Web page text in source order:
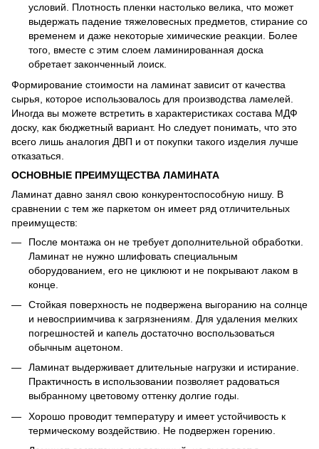
условий. Плотность пленки настолько велика, что может
выдержать падение тяжеловесных предметов, стирание со
временем и даже некоторые химические реакции. Более
того, вместе с этим слоем ламинированная доска
обретает законченный лоиск.
Формирование стоимости на ламинат зависит от качества
сырья, которое использовалось для производства ламелей.
Иногда вы можете встретить в характеристиках состава МДФ
доску, как бюджетный вариант. Но следует понимать, что это
всего лишь аналогия ДВП и от покупки такого изделия лучше
отказаться.
ОСНОВНЫЕ ПРЕИМУЩЕСТВА ЛАМИНАТА
Ламинат давно занял свою конкурентоспособную нишу. В
сравнении с тем же паркетом он имеет ряд отличительных
преимуществ:
После монтажа он не требует дополнительной обработки.
Ламинат не нужно шлифовать специальным
оборудованием, его не циклюют и не покрывают лаком в
конце.
Стойкая поверхность не подвержена выгоранию на солнце
и невосприимчива к загрязнениям. Для удаления мелких
погрешностей и капель достаточно воспользоваться
обычным ацетоном.
Ламинат выдерживает длительные нагрузки и истирание.
Практичность в использовании позволяет радоваться
выбранному цветовому оттенку долгие годы.
Хорошо проводит температуру и имеет устойчивость к
термическому воздействию. Не подвержен горению.